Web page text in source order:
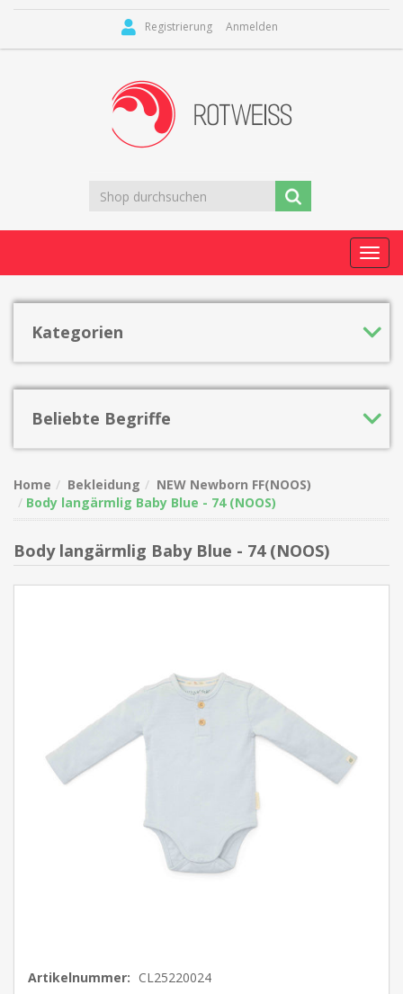
Registrierung Anmelden
Kategorien
Beliebte Begriffe
Home Bekleidung
NEW Newborn FF(NOOS)
Body langärmlig Baby Blue - 74 (NOOS)
Body langärmlig Baby Blue - 74 (NOOS)
Artikelnummer: CL25220024